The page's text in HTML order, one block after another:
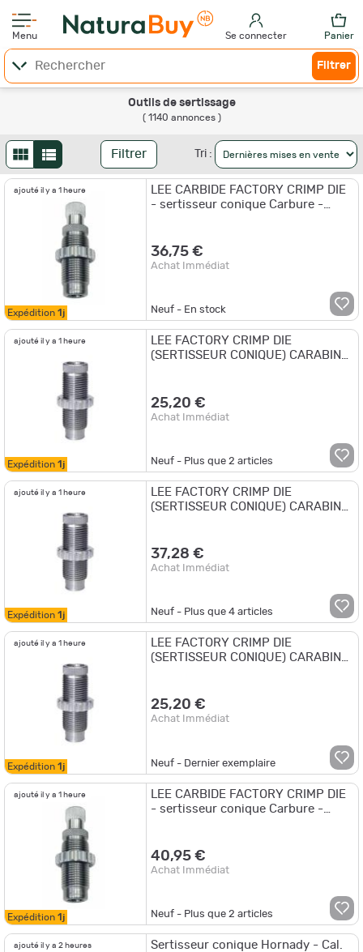
Menu Se connecter Panier
Filtrer
Outils de sertissage
( 1140 annonces )
Filtrer Tri :
ajouté il y a 1 heure
Expédition 1j
LEE CARBIDE FACTORY CRIMP DIE
- sertisseur conique Carbure -
36,75 €
Achat Immédiat
Neuf - En stock
ajouté il y a 1 heure
Expédition 1j
LEE FACTORY CRIMP DIE
(SERTISSEUR CONIQUE) CARABINE
25,20 €
Achat Immédiat
Neuf - Plus que2 articles
ajouté il y a 1 heure
Expédition 1j
LEE FACTORY CRIMP DIE
(SERTISSEUR CONIQUE) CARABINE
37,28 €
Achat Immédiat
Neuf - Plus que4 articles
ajouté il y a 1 heure
Expédition 1j
LEE FACTORY CRIMP DIE
(SERTISSEUR CONIQUE) CARABINE
25,20 €
Achat Immédiat
Neuf - Dernier exemplaire
ajouté il y a 1 heure
Expédition 1j
LEE CARBIDE FACTORY CRIMP DIE
- sertisseur conique Carbure -
40,95 €
Achat Immédiat
Neuf - Plus que2 articles
ajouté il y a 2 heures
Sertisseur conique Hornady - Cal.